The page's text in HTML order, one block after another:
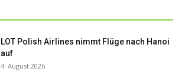
LOT Polish Airlines nimmt Flüge nach Hanoi
auf
4. August 2026